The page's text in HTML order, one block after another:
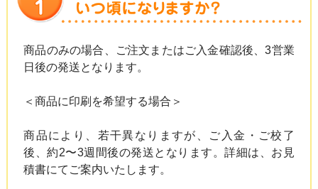
商品のみの場合、ご注文またはご入金確認後、3営業
日後の発送となります。
＜商品に印刷を希望する場合＞
商品により、若干異なりますが、ご入金・ご校了
後、約2〜3週間後の発送となります。詳細は、お見
積書にてご案内いたします。